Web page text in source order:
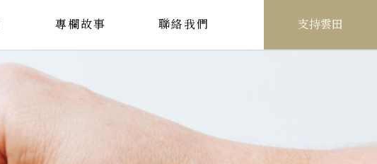
專欄故事 聯絡我們 支持雲田